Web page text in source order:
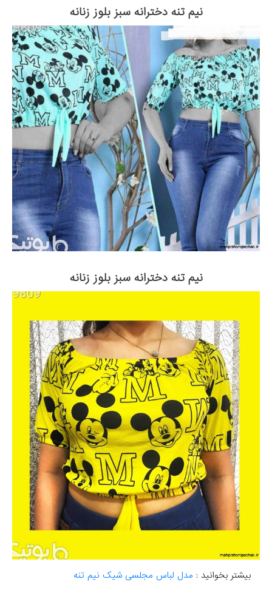
نیم تنه دخترانه سبز بلوز زنانه
نیم تنه دخترانه سبز بلوز زنانه
بیشتر بخوانید : مدل لباس مجلسی شیک نیم تنه